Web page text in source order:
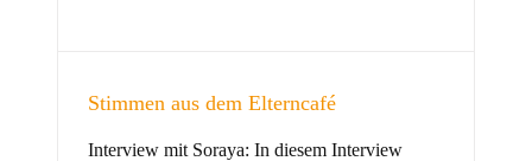
Stimmen aus dem Elterncafé
Interview mit Soraya: In diesem Interview